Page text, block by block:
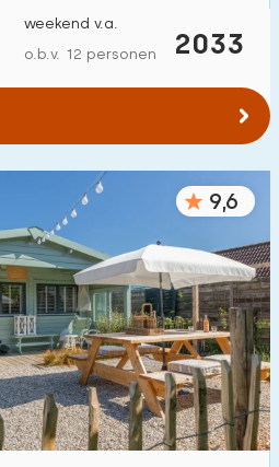
2033
weekend v.a.
o.b.v. 12 personen
9,6